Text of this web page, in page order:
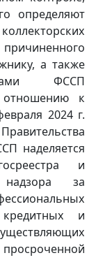
определяют
причиненного
а также
ФССП
отношению к
2024 г.
наделяется
и
за
и